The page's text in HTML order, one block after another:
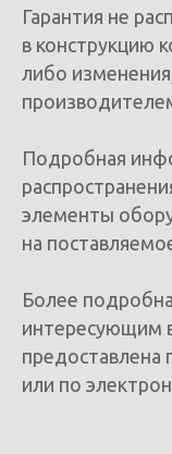
Гарантия не
в конструкцию
либо
Подробная
элементы
на
Более
интересующим
предоставлена
или по